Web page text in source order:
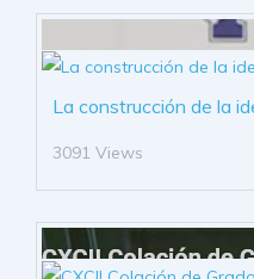
La construcción de la
3091 Views